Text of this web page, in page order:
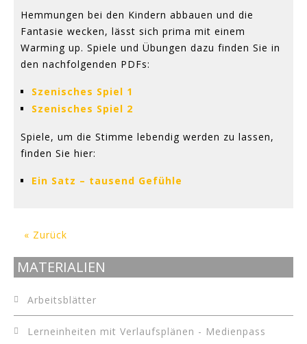
Hemmungen bei den Kindern abbauen und die
Fantasie wecken, lässt sich prima mit einem
Warming up. Spiele und Übungen dazu finden Sie in
den nachfolgenden PDFs:
Szenisches Spiel 1
Szenisches Spiel 2
Spiele, um die Stimme lebendig werden zu lassen,
finden Sie hier:
Ein Satz – tausend Gefühle
« Zurück
MATERIALIEN
Arbeitsblätter
Lerneinheiten mit Verlaufsplänen - Medienpass